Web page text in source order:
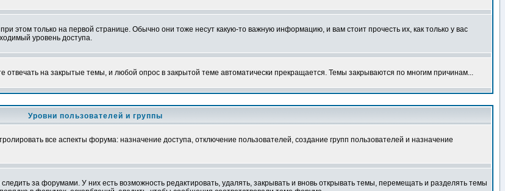
только на первой странице. Обычно они тоже несут какую-то важную информацию, и вам стоит прочесть их, как только у вас
уровень доступа.
на закрытые темы, и любой опрос в закрытой теме автоматически прекращается. Темы закрываются по многим причинам...
Уровни пользователей и группы
все аспекты форума: назначение доступа, отключение пользователей, создание групп пользователей и назначение
за форумами. У них есть возможность редактировать, удалять, закрывать и вновь открывать темы, перемещать и разделять темы